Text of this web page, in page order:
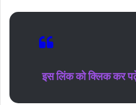
इस लिंक को क्लिक कर